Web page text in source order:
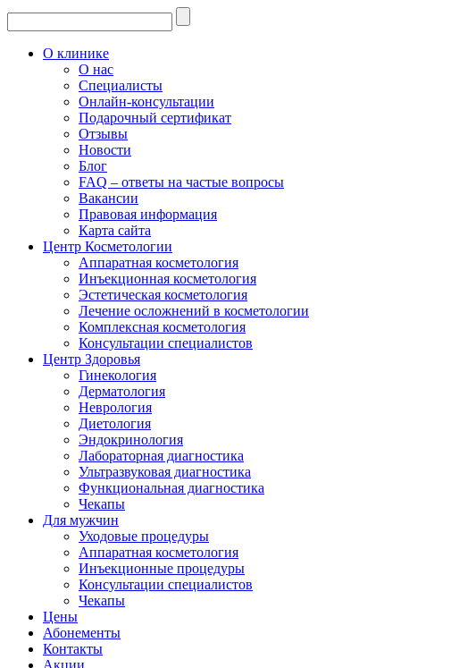
О клинике
О нас
Специалисты
Онлайн-консультации
Подарочный сертификат
Отзывы
Новости
Блог
FAQ – ответы на частые вопросы
Вакансии
Правовая информация
Карта сайта
Центр Косметологии
Аппаратная косметология
Инъекционная косметология
Эстетическая косметология
Лечение осложнений в косметологии
Комплексная косметология
Консультации специалистов
Центр Здоровья
Гинекология
Дерматология
Неврология
Диетология
Эндокринология
Лабораторная диагностика
Ультразвуковая диагностика
Функциональная диагностика
Чекапы
Для мужчин
Уходовые процедуры
Аппаратная косметология
Инъекционные процедуры
Консультации специалистов
Чекапы
Цены
Абонементы
Контакты
Акции